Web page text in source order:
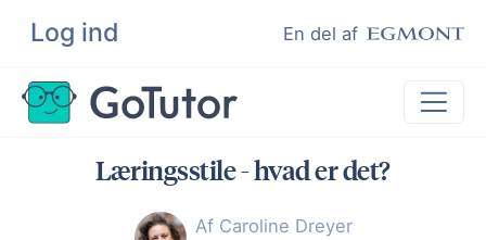
Log ind En del af
Søg
Lektiehjælp
Eksamenshjælp
Læringsstile - hvad er det?
Af Caroline Dreyer